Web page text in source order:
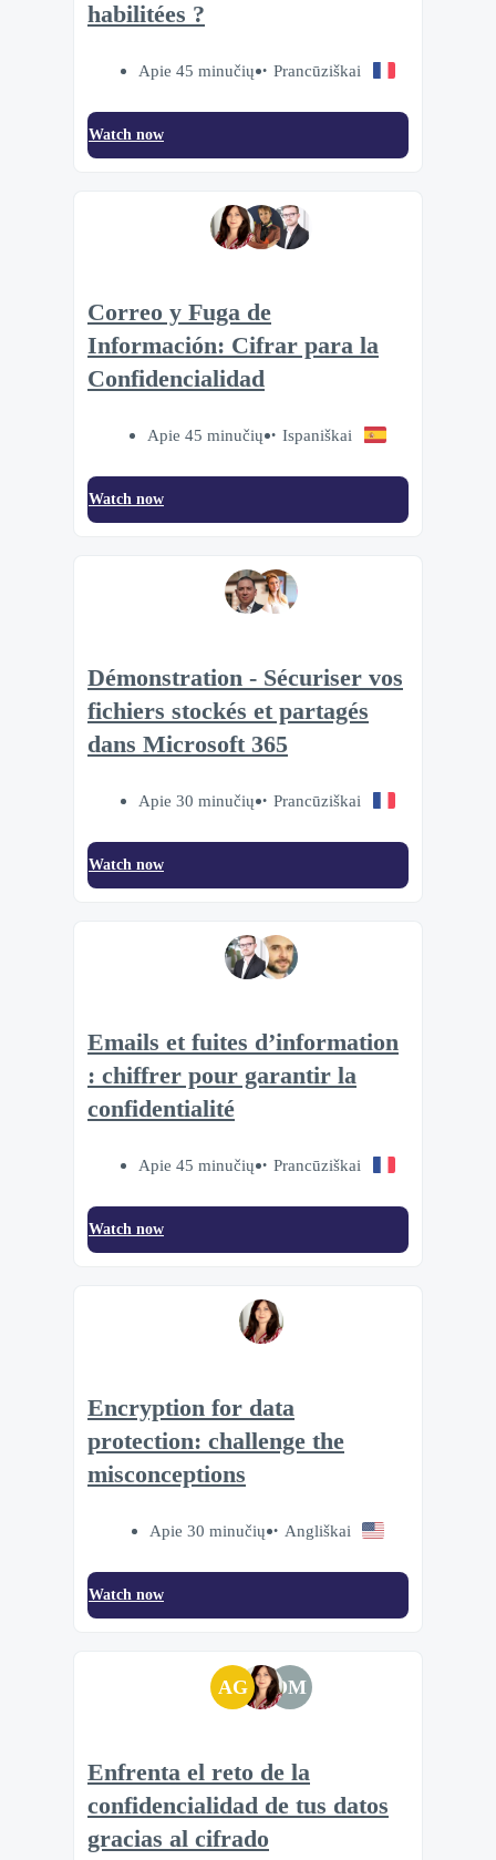
habilitées ?
Apie 45 minučių Prancūziškai
Watch now
Correo y Fuga de
Información: Cifrar para la
Confidencialidad
Apie 45 minučių Ispaniškai
Watch now
Démonstration - Sécuriser vos
fichiers stockés et partagés
dans Microsoft 365
Apie 30 minučių Prancūziškai
Watch now
Emails et fuites d’information
: chiffrer pour garantir la
confidentialité
Apie 45 minučių Prancūziškai
Watch now
Encryption for data
protection: challenge the
misconceptions
Apie 30 minučių Angliškai
Watch now
AG DM
Enfrenta el reto de la
confidencialidad de tus datos
gracias al cifrado